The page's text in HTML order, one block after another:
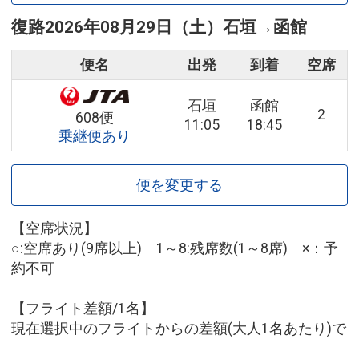
復路2026年08月29日（土） 石垣→ 函館
便名 出発 到着 空席
608便
乗継便あり
石垣
11:05
函館
18:45
2
便を変更する
【空席状況】
○:空席あり(9席以上) 1～8:残席数(1～8席) ×：予
約不可
【フライト差額/1名】
現在選択中のフライトからの差額(大人1名あたり)で